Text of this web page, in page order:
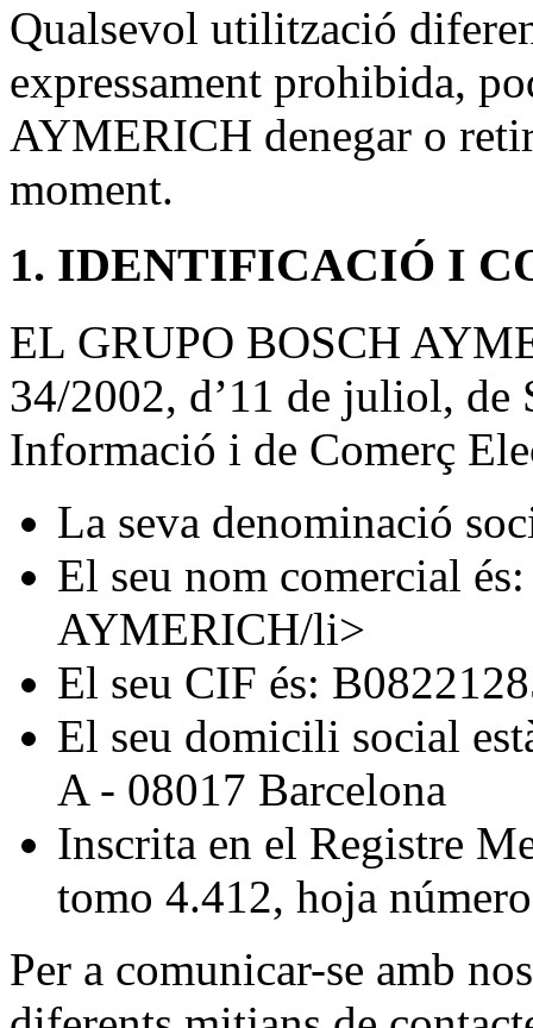
Qualsevol utilització
expressament prohibida,
AYMERICH denegar o
moment.
1. IDENTIFICACIÓ I
EL GRUPO BOSCH
34/2002, d’11 de juliol, de
Informació i de Comerç
La seva denominació
El seu nom comercial
AYMERICH/li>
El seu CIF és:
El seu domicili social
A - 08017 Barcelona
Inscrita en el Registre
tomo 4.412, hoja
Per a comunicar-se amb